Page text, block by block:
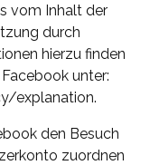
vom Inhalt der
durch
hierzu finden
unter:
explanation.
den Besuch
zuordnen